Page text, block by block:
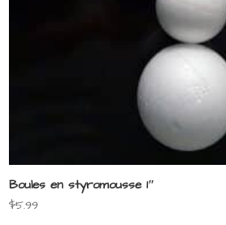
Boules en styromousse 1″
$5.99